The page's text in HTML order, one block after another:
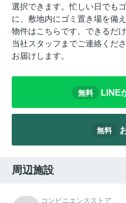
選択できます。忙しい日でも
に、敷地内にゴミ置き場を備
物件はこちらです。できるだ
当社スタッフまでご連絡くだ
お届けします。
無料 LINE
無料
周辺施設
コンビニエンスストア